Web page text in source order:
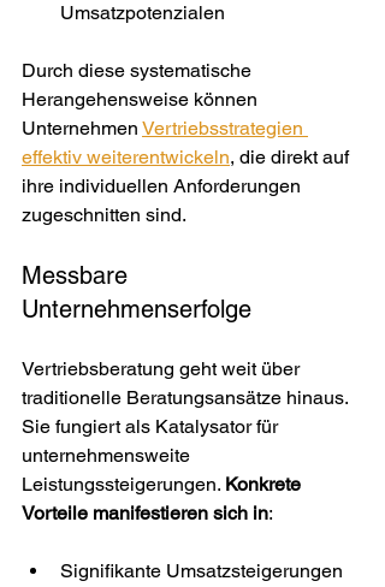
Umsatzpotenzialen
Durch diese systematische
Herangehensweise können
Unternehmen Vertriebsstrategien
effektiv weiterentwickeln, die direkt auf
ihre individuellen Anforderungen
zugeschnitten sind.
Messbare
Unternehmenserfolge
Vertriebsberatung geht weit über
traditionelle Beratungsansätze hinaus.
Sie fungiert als Katalysator für
unternehmensweite
Leistungssteigerungen. Konkrete
Vorteile manifestieren sich in:
Signifikante Umsatzsteigerungen